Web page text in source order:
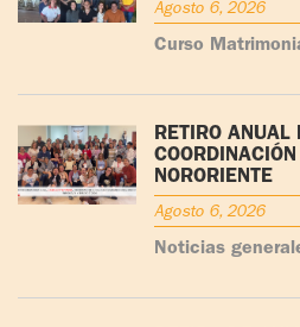
Agosto 6, 2026
Curso
RETIRO ANUAL
NORORIENTE
Agosto 6, 2026
Noticias